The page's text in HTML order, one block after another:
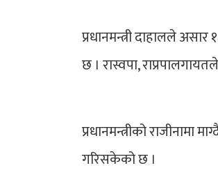
प्रधानमन्त्री दाहालले असार
छ । रास्वपा,
प्रधानमन्त्रीको राजीनामा
गरिसकेको छ ।